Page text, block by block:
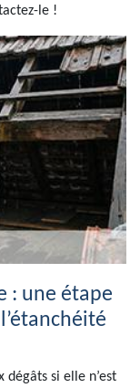
le !
: une étape
si elle n’est